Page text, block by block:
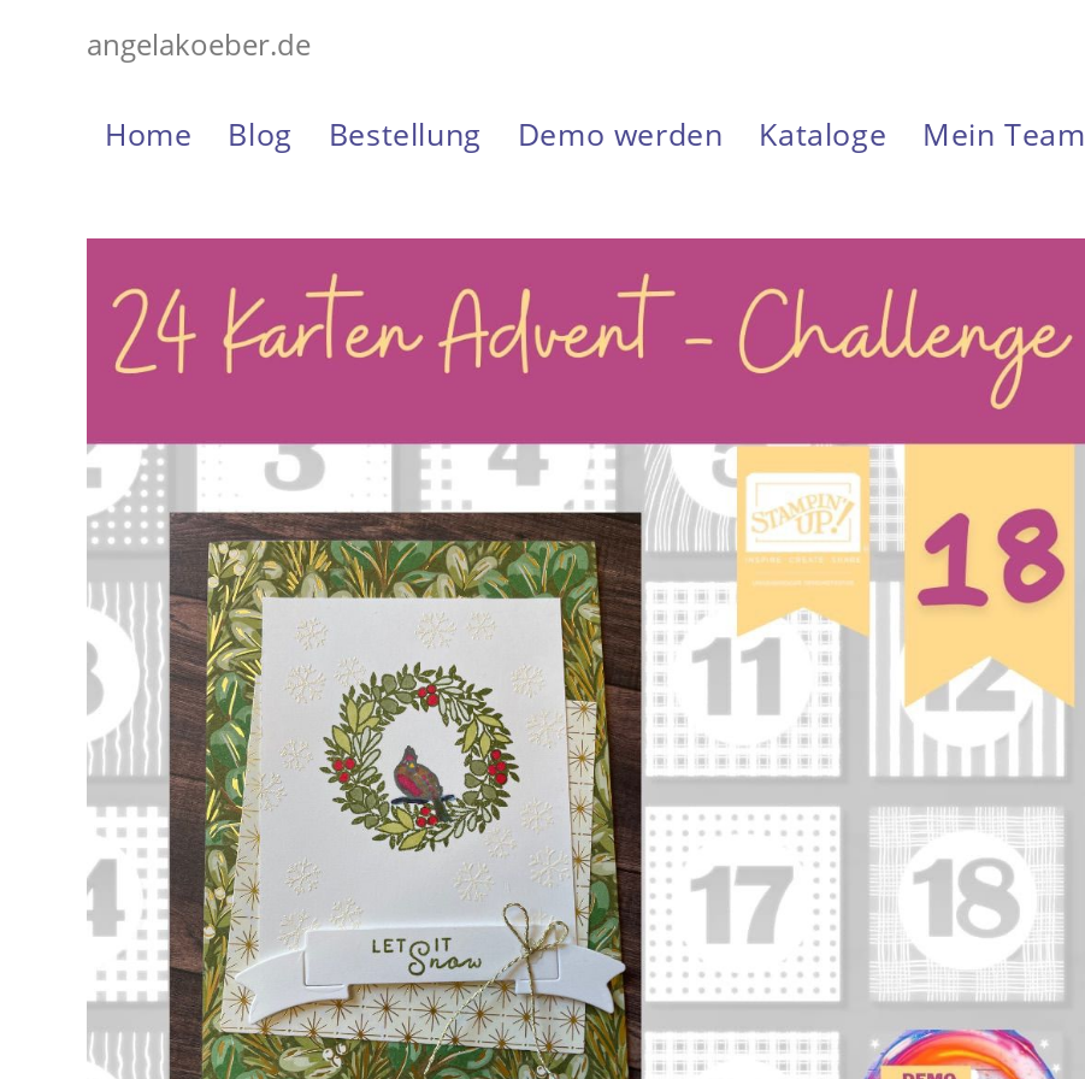
angelakoeber.de
Home Blog Bestellung Demo werden Kataloge Mein Team